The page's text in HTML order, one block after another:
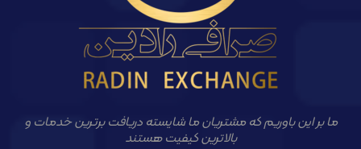
ما بر این باوریم که مشتریان ما شایسته دریافت برترین خدمات و
بالاترین کیفیت هستند